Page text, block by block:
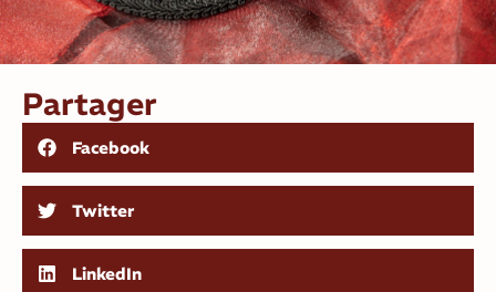
Partager
Facebook
Twitter
LinkedIn